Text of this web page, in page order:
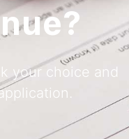
your choice and